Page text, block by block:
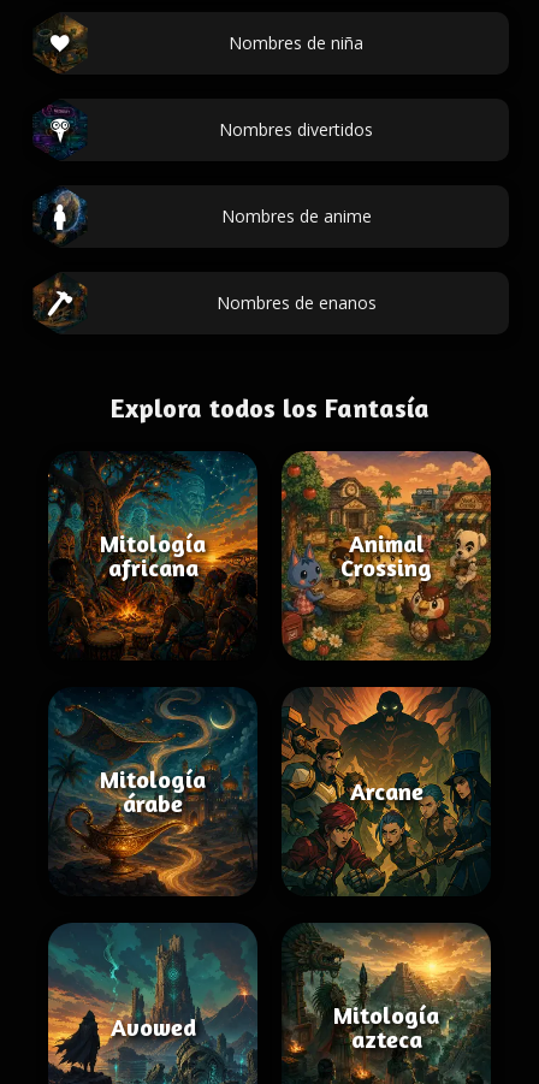
Nombres de niña
Nombres divertidos
Nombres de anime
Nombres de enanos
Explora todos los Fantasía
Mitología
africana
Animal
Crossing
Mitología
árabe
Arcane
Avowed
Mitología
azteca